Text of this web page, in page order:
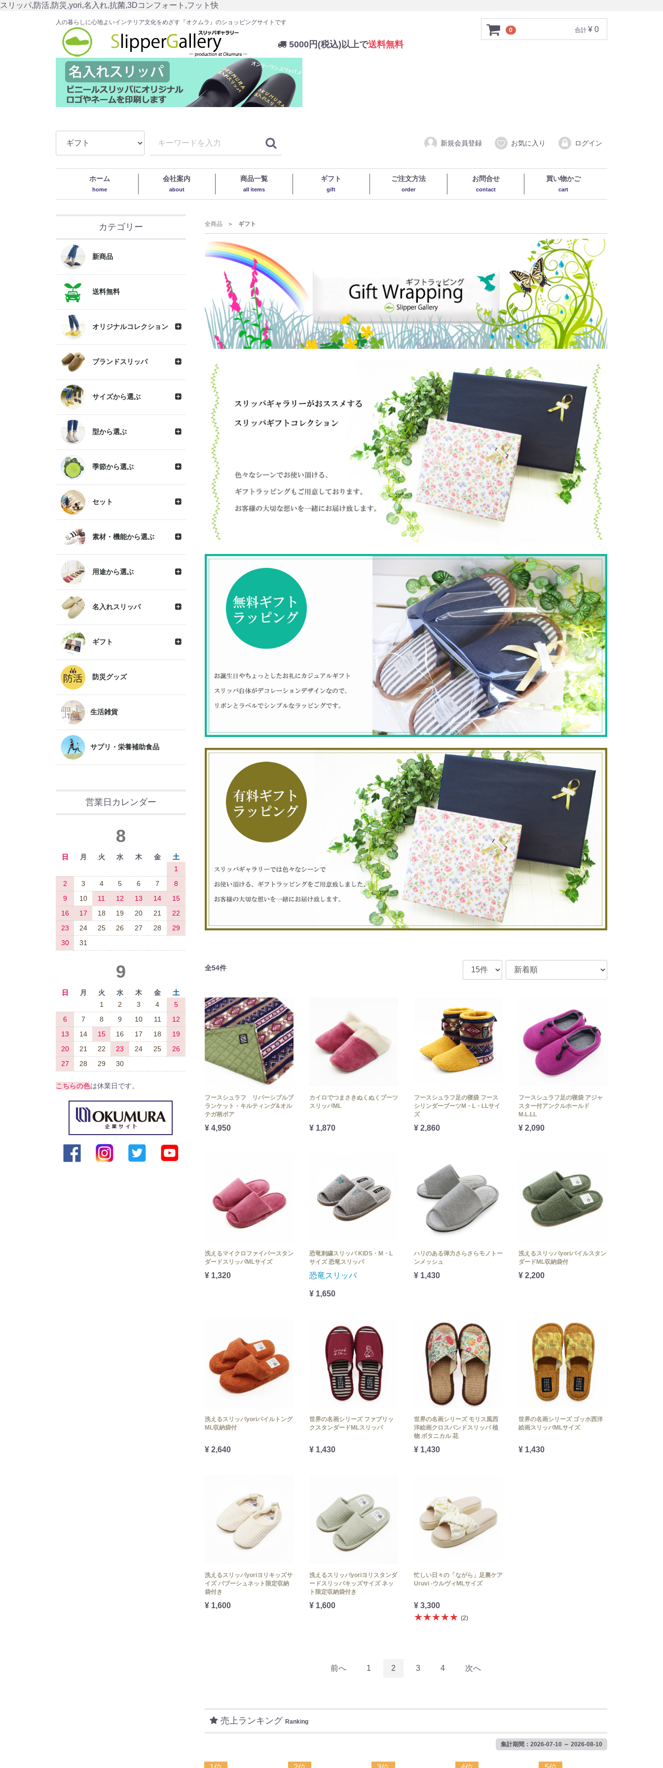
スリッパ,防活,防災,yori,名入れ,抗菌,3Dコンフォート,フット快
人の暮らしに心地よいインテリア文化をめざす『オクムラ』のショッピングサイトです
5000円(税込)以上で送料無料
0 合計 ¥ 0
新規会員登録 お気に入り ログイン
ホーム
home
会社案内
about
商品一覧
all items
ギフト
gift
ご注文方法
order
お問合せ
contact
買い物かご
cart
カテゴリー
新商品
送料無料
オリジナルコレクション
ブランドスリッパ
サイズから選ぶ
型から選ぶ
季節から選ぶ
セット
素材・機能から選ぶ
用途から選ぶ
名入れスリッパ
ギフト
防災グッズ
生活雑貨
サプリ・栄養補助食品
営業日カレンダー
8
日 月 火 水 木 金
土
1
2
3 4 5 6 7
8
9
10 11 12 13 14
15
16
17 18 19 20 21
22
23
24 25 26 27 28
29
30
31
9
日 月 火 水 木 金
土
1
2 3 4
5
6
7 8 9 10 11
12
13
14 15 16 17 18
19
20
21 22 23 24 25
26
27
28 29 30
こちらの色は休業日です。
全商品 ギフト
全54件
フースシュラフ リバーシブルブ
ランケット・キルティング&オル
テガ柄ボア
¥ 4,950
カイロでつまさきぬくぬくブーツ
スリッパML
¥ 1,870
フースシュラフ足の寝袋 フース
シリンダーブーツM・L・LLサイ
ズ
¥ 2,860
フースシュラフ足の寝袋 アジャ
スター付アンクルホールド
M.L.LL
¥ 2,090
洗えるマイクロファイバースタン
ダードスリッパMLサイズ
¥ 1,320
恐竜刺繍スリッパ KIDS・M・L
サイズ 恐竜スリッパ
恐竜スリッパ
¥ 1,650
ハリのある弾力さらさらモノトー
ンメッシュ
¥ 1,430
洗えるスリッパyoriパイルスタン
ダードML収納袋付
¥ 2,200
洗えるスリッパyoriパイルトング
ML収納袋付
¥ 2,640
世界の名画シリーズ ファブリッ
クスタンダードMLスリッパ
¥ 1,430
世界の名画シリーズ モリス風西
洋絵画クロスバンドスリッパ 植
物 ボタニカル 花
¥ 1,430
世界の名画シリーズ ゴッホ西洋
絵画スリッパMLサイズ
¥ 1,430
洗えるスリッパyoriヨリキッズサ
イズ バブーシュネット限定収納
袋付き
¥ 1,600
洗えるスリッパyoriヨリスタンダ
ードスリッパキッズサイズ ネッ
ト限定収納袋付き
¥ 1,600
忙しい日々の「ながら」足裏ケア
Uruvi -ウルヴィMLサイズ
¥ 3,300
★★★★★ (2)
前へ 1 2 3 4 次へ
売上ランキング Ranking
集計期間：2026-07-10 ～ 2026-08-10